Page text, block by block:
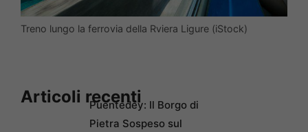
Treno lungo la ferrovia della Rviera Ligure (iStock)
Articoli recentiPuentedey: Il Borgo di
Pietra Sospeso sul